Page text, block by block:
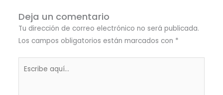
Deja un comentario
Tu dirección de correo electrónico no será publicada.
Los campos obligatorios están marcados con *